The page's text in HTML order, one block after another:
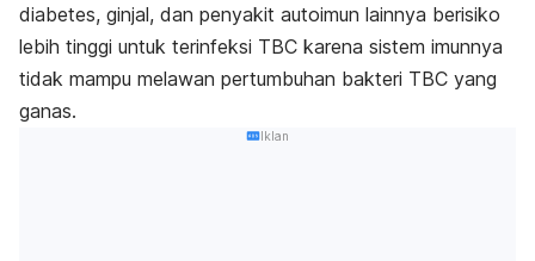
diabetes, ginjal, dan penyakit autoimun lainnya berisiko
lebih tinggi untuk terinfeksi TBC karena sistem imunnya
tidak mampu melawan pertumbuhan bakteri TBC yang
ganas.
Iklan